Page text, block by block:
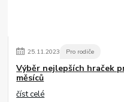
25.11.2023 Pro rodiče
Výběr nejlepších hraček
měsíců
číst celé